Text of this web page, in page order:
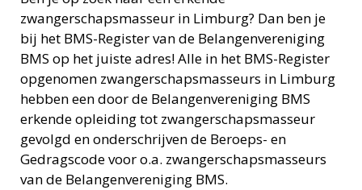
zwangerschapsmasseur in Limburg? Dan ben je
bij het BMS-Register van de Belangenvereniging
BMS op het juiste adres! Alle in het BMS-Register
opgenomen zwangerschapsmasseurs in Limburg
hebben een door de Belangenvereniging BMS
erkende opleiding tot zwangerschapsmasseur
gevolgd en onderschrijven de Beroeps- en
Gedragscode voor o.a. zwangerschapsmasseurs
van de Belangenvereniging BMS.